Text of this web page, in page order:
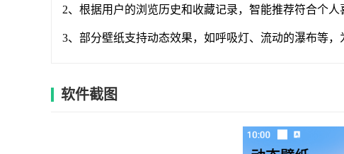
2、根据用户的浏览历史和收藏记录，智能推荐符合个
3、部分壁纸支持动态效果，如呼吸灯、流动的瀑布等
软件截图